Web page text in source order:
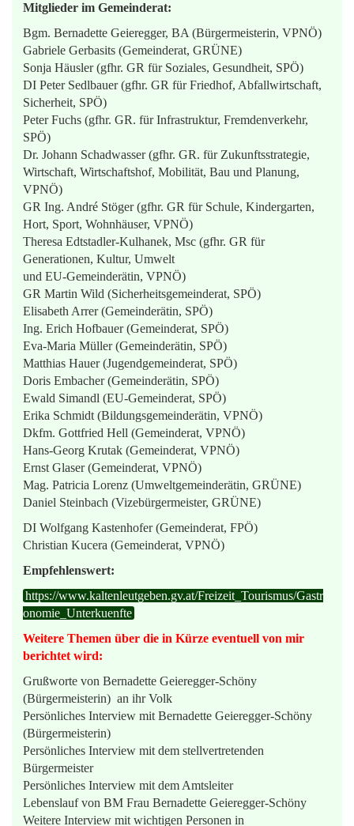
Mitglieder im Gemeinderat:
Bgm. Bernadette Geieregger, BA (Bürgermeisterin, VPNÖ)
Gabriele Gerbasits (Gemeinderat, GRÜNE)
Sonja Häusler (gfhr. GR für Soziales, Gesundheit, SPÖ)
DI Peter Sedlbauer (gfhr. GR für Friedhof, Abfallwirtschaft,
Sicherheit, SPÖ)
Peter Fuchs (gfhr. GR. für Infrastruktur, Fremdenverkehr,
SPÖ)
Dr. Johann Schadwasser (gfhr. GR. für Zukunftsstrategie,
Wirtschaft, Wirtschaftshof, Mobilität, Bau und Planung,
VPNÖ)
GR Ing. André Stöger (gfhr. GR für Schule, Kindergarten,
Hort, Sport, Wohnhäuser, VPNÖ)
Theresa Edtstadler-Kulhanek, Msc (gfhr. GR für
Generationen, Kultur, Umwelt
und EU-Gemeinderätin, VPNÖ)
GR Martin Wild (Sicherheitsgemeinderat, SPÖ)
Elisabeth Arrer (Gemeinderätin, SPÖ)
Ing. Erich Hofbauer (Gemeinderat, SPÖ)
Eva-Maria Müller (Gemeinderätin, SPÖ)
Matthias Hauer (Jugendgemeinderat, SPÖ)
Doris Embacher (Gemeinderätin, SPÖ)
Ewald Simandl (EU-Gemeinderat, SPÖ)
Erika Schmidt (Bildungsgemeinderätin, VPNÖ)
Dkfm. Gottfried Hell (Gemeinderat, VPNÖ)
Hans-Georg Krutak (Gemeinderat, VPNÖ)
Ernst Glaser (Gemeinderat, VPNÖ)
Mag. Patricia Lorenz (Umweltgemeinderätin, GRÜNE)
Daniel Steinbach (Vizebürgermeister, GRÜNE)
DI Wolfgang Kastenhofer (Gemeinderat, FPÖ)
Christian Kucera (Gemeinderat, VPNÖ)
Empfehlenswert:
https://www.kaltenleutgeben.gv.at/Freizeit_Tourismus/Gastr
onomie_Unterkuenfte
Weitere Themen über die in Kürze eventuell von mir
berichtet wird:
Grußworte von Bernadette Geieregger-Schöny
(Bürgermeisterin) an ihr Volk
Persönliches Interview mit Bernadette Geieregger-Schöny
(Bürgermeisterin)
Persönliches Interview mit dem stellvertretenden
Bürgermeister
Persönliches Interview mit dem Amtsleiter
Lebenslauf von BM Frau Bernadette Geieregger-Schöny
Weitere Interview mit wichtigen Personen in